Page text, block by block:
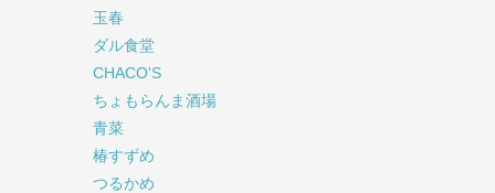
玉春
ダル食堂
CHACO'S
ちょもらんま酒場
青菜
椿すずめ
つるかめ